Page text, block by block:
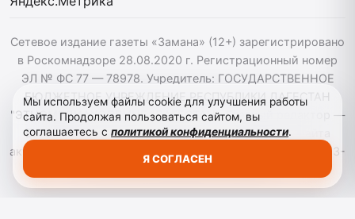
Сетевое издание газеты «Замана» (12+) зарегистрировано
в Роскомнадзоре 28.08.2020 г. Регистрационный номер
ЭЛ № ФС 77 — 78978. Учредитель: ГОСУДАРСТВЕННОЕ
БЮДЖЕТНОЕ УЧРЕЖДЕНИЕ РЕСПУБЛИКИ ДАГЕСТАН
"ЭТНОМЕДИАХОЛДИНГ "ДАГЕСТАН". Главный редактор —
Багомедов Р.Р. При использовании материалов сайта
активная гиперссылка на zamana.info обязательна. ©️ 2013-
Мы используем файлы cookie для улучшения работы
сайта. Продолжая пользоваться сайтом, вы
соглашаетесь с политикой конфиденциальности.
Я СОГЛАСЕН